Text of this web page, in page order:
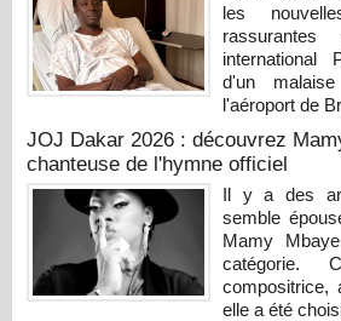
les
rassurantes
international
d'un
l'aéroport de
JOJ Dakar 2026 : découvrez
chanteuse de l'hymne officiel
Il y a des
semble
Mamy
catégorie.
compositrice,
elle a été